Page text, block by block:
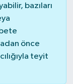
bazıları
önce
teyit